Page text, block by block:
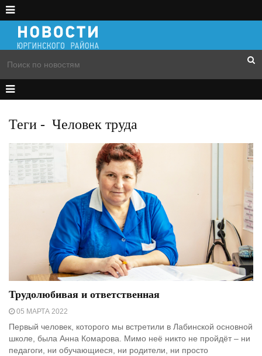
Теги - Человек труда
Трудолюбивая и ответственная
05 МАРТА 2022
Первый человек, которого мы встретили в Лабинской основной
школе, была Анна Комарова. Мимо неё никто не пройдёт – ни
педагоги, ни обучающиеся, ни родители, ни просто